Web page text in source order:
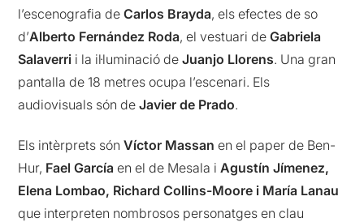
l’escenografia deCarlos Brayda, els efectes de so
d’Alberto Fernández Roda, el vestuari deGabriela
Salaverri i la il·luminació deJuanjo Llorens. Una gran
pantalla de 18 metres ocupa l’escenari. Els
audiovisuals són deJavier de Prado.
Els intèrprets sónVíctor Massan en el paper de Ben-
Hur, Fael García en el de Mesala iAgustín Jímenez,
Elena Lombao, Richard Collins-Moore i María Lanau
que interpreten nombrosos personatges en clau